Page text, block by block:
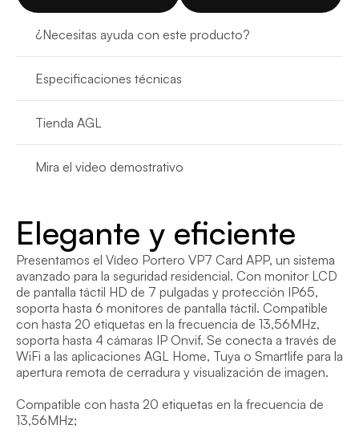
¿Necesitas ayuda con este producto?
Especificaciones técnicas
Tienda AGL
Mira el video demostrativo
Elegante y eficiente
Presentamos el Vídeo Portero VP7 Card APP, un sistema
avanzado para la seguridad residencial. Con monitor LCD
de pantalla táctil HD de 7 pulgadas y protección IP65,
soporta hasta 6 monitores de pantalla táctil. Compatible
con hasta 20 etiquetas en la frecuencia de 13,56MHz,
soporta hasta 4 cámaras IP Onvif. Se conecta a través de
WiFi a las aplicaciones AGL Home, Tuya o Smartlife para la
apertura remota de cerradura y visualización de imagen.
Compatible con hasta 20 etiquetas en la frecuencia de
13,56MHz;